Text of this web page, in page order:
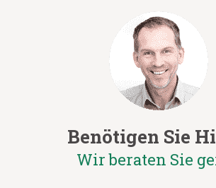
Benötigen Sie
Wir beraten Sie